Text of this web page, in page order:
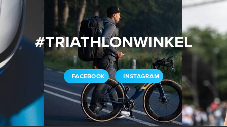
#TRIATHLONWINKEL
FACEBOOK INSTAGRAM